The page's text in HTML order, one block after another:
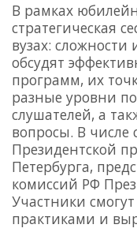
В рамках
стратегическая
вузах: сложности
обсудят
программ, их
разные уровни
слушателей, а
вопросы. В числе
Президентской
Петербурга,
комиссий РФ
Участники
практиками и